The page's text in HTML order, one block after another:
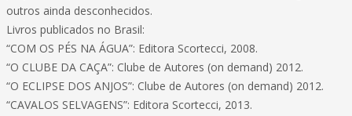
outros ainda desconhecidos.
Livros publicados no Brasil:
“COM OS PÉS NA ÁGUA”: Editora Scortecci, 2008.
“O CLUBE DA CAÇA”: Clube de Autores (on demand) 2012.
“O ECLIPSE DOS ANJOS”: Clube de Autores (on demand) 2012.
“CAVALOS SELVAGENS”: Editora Scortecci, 2013.